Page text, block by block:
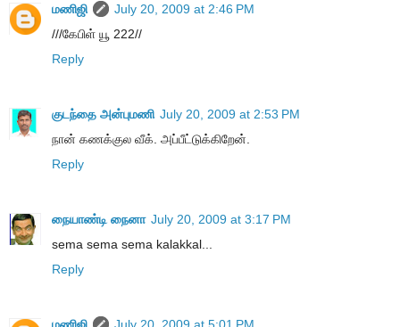
மணிஜி
July 20, 2009 at 2:46 PM
///கேபிள் யூ 222//
Reply
குடந்தை அன்புமணி July 20, 2009 at 2:53 PM
நான் கணக்குல வீக். அப்பீட்டுக்கிறேன்.
Reply
நையாண்டி நைனா July 20, 2009 at 3:17 PM
sema sema sema kalakkal...
Reply
மணிஜி July 20, 2009 at 5:01 PM